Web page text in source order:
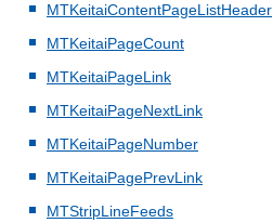
MTKeitaiContentPageListHeader
MTKeitaiPageCount
MTKeitaiPageLink
MTKeitaiPageNextLink
MTKeitaiPageNumber
MTKeitaiPagePrevLink
MTStripLineFeeds